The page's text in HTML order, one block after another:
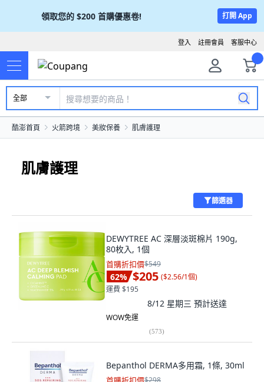
領取您的 $200 首購優惠卷! 打開 App
客服中心
註冊會員
登入
全部
酷澎首頁 火箭跨境 美妝保養 肌膚護理
肌膚護理
篩選器
DEWYTREE AC 深層淡斑棉片 190g,
80枚入, 1個
首購折扣價$549
62% $205 ($2.56/1個)
運費 $195
8/12 星期三 預計送達
WOW免運
(573)
Bepanthol DERMA多用霜, 1條, 30ml
$298